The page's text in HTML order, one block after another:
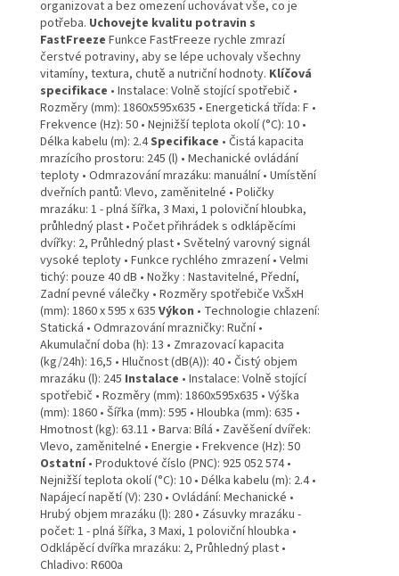
organizovat a bez omezení uchovávat vše, co je
potřeba. Uchovejte kvalitu potravin s
FastFreeze Funkce FastFreeze rychle zmrazí
čerstvé potraviny, aby se lépe uchovaly všechny
vitamíny, textura, chutě a nutriční hodnoty. Klíčová
specifikace • Instalace: Volně stojící spotřebič •
Rozměry (mm): 1860x595x635 • Energetická třída: F •
Frekvence (Hz): 50 • Nejnižší teplota okolí (°C): 10 •
Délka kabelu (m): 2.4Specifikace • Čistá kapacita
mrazícího prostoru: 245 (l) • Mechanické ovládání
teploty • Odmrazování mrazáku: manuální • Umístění
dveřních pantů: Vlevo, zaměnitelné • Poličky
mrazáku: 1 - plná šířka, 3 Maxi, 1 poloviční hloubka,
průhledný plast • Počet přihrádek s odklápěcími
dvířky: 2, Průhledný plast • Světelný varovný signál
vysoké teploty • Funkce rychlého zmrazení • Velmi
tichý: pouze 40 dB • Nožky : Nastavitelné, Přední,
Zadní pevné válečky • Rozměry spotřebiče VxŠxH
(mm): 1860 x 595 x 635 Výkon • Technologie chlazení:
Statická • Odmrazování mrazničky: Ruční •
Akumulační doba (h): 13 • Zmrazovací kapacita
(kg/24h): 16,5 • Hlučnost (dB(A)): 40 • Čistý objem
mrazáku (l): 245 Instalace • Instalace: Volně stojící
spotřebič • Rozměry (mm): 1860x595x635 • Výška
(mm): 1860 • Šířka (mm): 595 • Hloubka (mm): 635 •
Hmotnost (kg): 63.11 • Barva: Bílá • Zavěšení dvířek:
Vlevo, zaměnitelné • Energie • Frekvence (Hz): 50
Ostatní• Produktové číslo (PNC): 925 052 574 •
Nejnižší teplota okolí (°C): 10 • Délka kabelu (m): 2.4 •
Napájecí napětí (V): 230 • Ovládání: Mechanické •
Hrubý objem mrazáku (l): 280 • Zásuvky mrazáku -
počet: 1 - plná šířka, 3 Maxi, 1 poloviční hloubka •
Odklápěcí dvířka mrazáku: 2, Průhledný plast •
Chladivo: R600a